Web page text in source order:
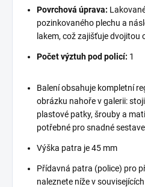
Povrchová úprava:
pozinkovaného plechu a
lakem, což zajišťuje dvojitou
Počet výztuh pod policí: 1
Balení obsahuje kompletní
obrázku nahoře v galerii:
plastové patky, šrouby a
potřebné pro snadné
Výška patra je 45 mm
Přídavná patra (police) pro
naleznete níže v